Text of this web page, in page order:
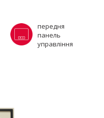
передня
панель
управління